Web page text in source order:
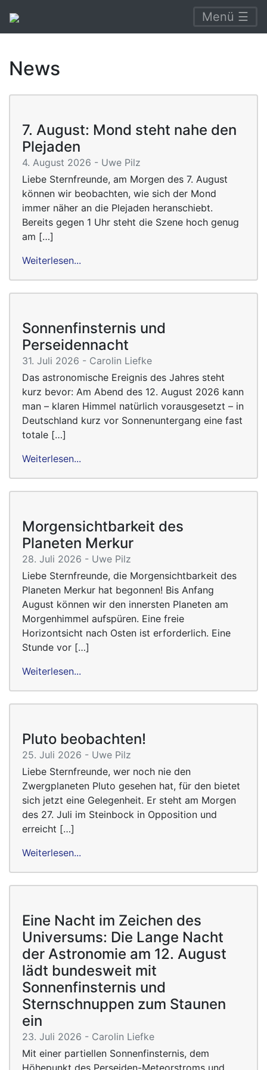
Menü ☰
News
7. August: Mond steht nahe den
Plejaden
4. August 2026 - Uwe Pilz
Liebe Sternfreunde, am Morgen des 7. August
können wir beobachten, wie sich der Mond
immer näher an die Plejaden heranschiebt.
Bereits gegen 1 Uhr steht die Szene hoch genug
am […]
Weiterlesen...
Sonnenfinsternis und
Perseidennacht
31. Juli 2026 - Carolin Liefke
Das astronomische Ereignis des Jahres steht
kurz bevor: Am Abend des 12. August 2026 kann
man – klaren Himmel natürlich vorausgesetzt – in
Deutschland kurz vor Sonnenuntergang eine fast
totale […]
Weiterlesen...
Morgensichtbarkeit des
Planeten Merkur
28. Juli 2026 - Uwe Pilz
Liebe Sternfreunde, die Morgensichtbarkeit des
Planeten Merkur hat begonnen! Bis Anfang
August können wir den innersten Planeten am
Morgenhimmel aufspüren. Eine freie
Horizontsicht nach Osten ist erforderlich. Eine
Stunde vor […]
Weiterlesen...
Pluto beobachten!
25. Juli 2026 - Uwe Pilz
Liebe Sternfreunde, wer noch nie den
Zwergplaneten Pluto gesehen hat, für den bietet
sich jetzt eine Gelegenheit. Er steht am Morgen
des 27. Juli im Steinbock in Opposition und
erreicht […]
Weiterlesen...
Eine Nacht im Zeichen des
Universums: Die Lange Nacht
der Astronomie am 12. August
lädt bundesweit mit
Sonnenfinsternis und
Sternschnuppen zum Staunen
ein
23. Juli 2026 - Carolin Liefke
Mit einer partiellen Sonnenfinsternis, dem
Höhepunkt des Perseiden-Meteorstroms und